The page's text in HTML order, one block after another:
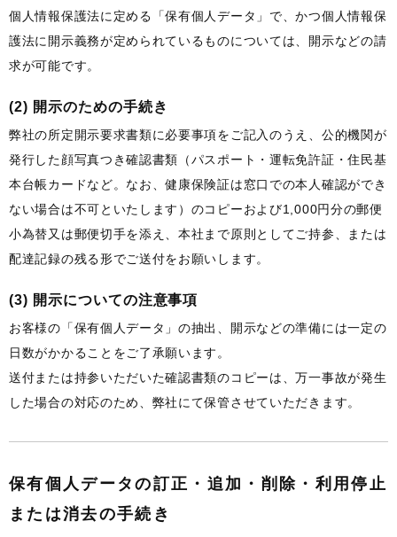
個人情報保護法に定める「保有個人データ」で、かつ個人情報保
護法に開示義務が定められているものについては、開示などの請
求が可能です。
(2) 開示のための手続き
弊社の所定開示要求書類に必要事項をご記入のうえ、公的機関が
発行した顔写真つき確認書類（パスポート・運転免許証・住民基
本台帳カードなど。なお、健康保険証は窓口での本人確認ができ
ない場合は不可といたします）のコピーおよび1,000円分の郵便
小為替又は郵便切手を添え、本社まで原則としてご持参、または
配達記録の残る形でご送付をお願いします。
(3) 開示についての注意事項
お客様の「保有個人データ」の抽出、開示などの準備には一定の
日数がかかることをご了承願います。
送付または持参いただいた確認書類のコピーは、万一事故が発生
した場合の対応のため、弊社にて保管させていただきます。
保有個人データの訂正・追加・削除・利用停止
または消去の手続き